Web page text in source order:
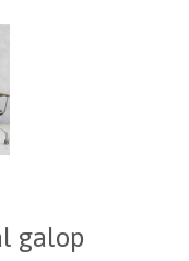
galop